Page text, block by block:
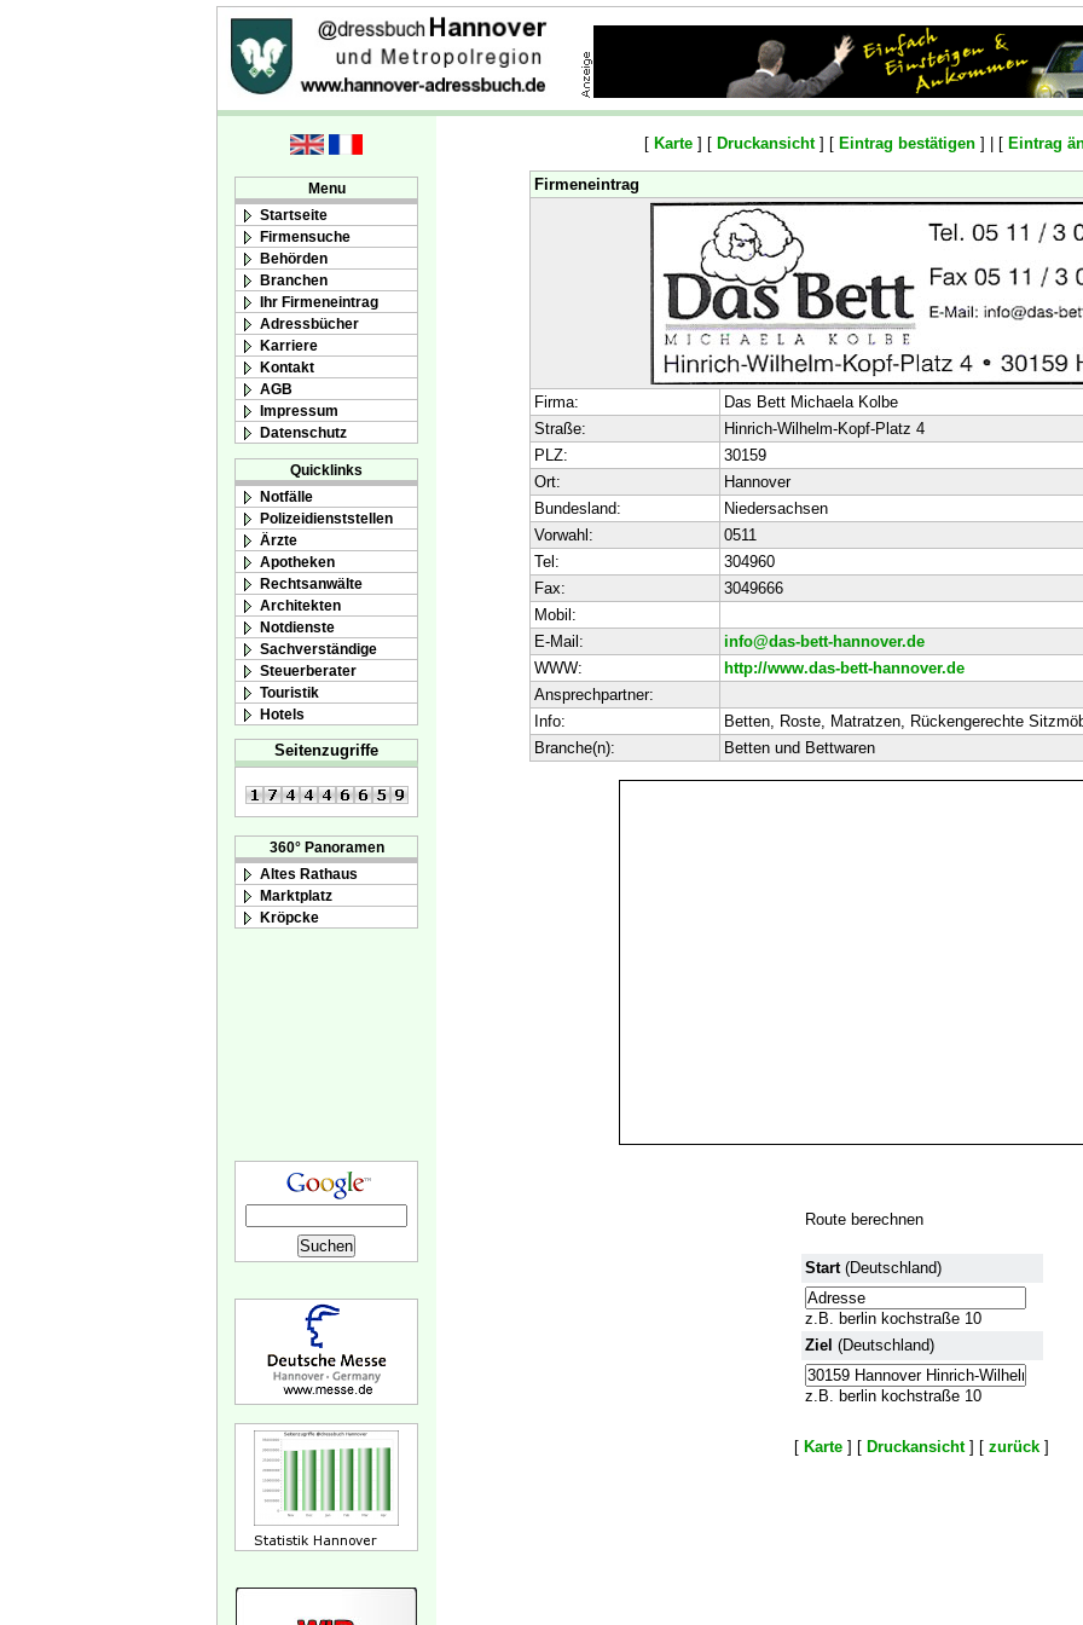
Menu
Startseite
Firmensuche
Behörden
Branchen
Ihr Firmeneintrag
Adressbücher
Karriere
Kontakt
AGB
Impressum
Datenschutz
Quicklinks
Notfälle
Polizeidienststellen
Ärzte
Apotheken
Rechtsanwälte
Architekten
Notdienste
Sachverständige
Steuerberater
Touristik
Hotels
Seitenzugriffe
360° Panoramen
Altes Rathaus
Marktplatz
Kröpcke
[ Karte ] [ Druckansicht] [ Eintrag bestätigen ] | [ Eintrag
Firmeneintrag
Firma:
Das Bett Michaela Kolbe
Straße:
Hinrich-Wilhelm-Kopf-Platz 4
PLZ:
30159
Ort:
Hannover
Bundesland:
Niedersachsen
Vorwahl:
0511
Tel:
304960
Fax:
3049666
Mobil:
E-Mail:
info@das-bett-hannover.de
WWW:
http://www.das-bett-hannover.de
Ansprechpartner:
Info:
Betten, Roste, Matratzen, Rückengerechte
Branche(n):
Betten und Bettwaren
Route berechnen
Start(Deutschland)
z.B. berlin kochstraße 10
Ziel (Deutschland)
z.B. berlin kochstraße 10
[ Karte ] [ Druckansicht] [ zurück ]